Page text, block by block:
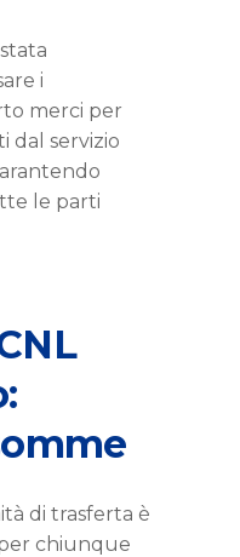
i
merci per
dal servizio
le parti
di trasferta è
chiunque